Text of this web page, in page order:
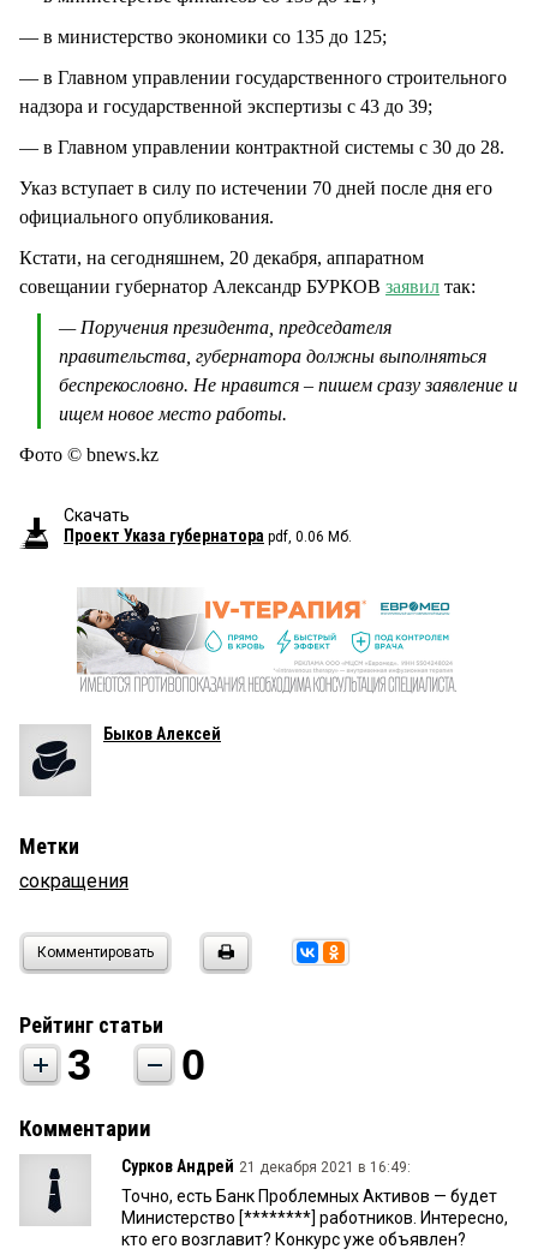
— в министерство экономики со 135 до 125;
— в Главном управлении государственного строительного
надзора и государственной экспертизы с 43 до 39;
— в Главном управлении контрактной системы с 30 до 28.
Указ вступает в силу по истечении 70 дней после дня его
официального опубликования.
Кстати, на сегодняшнем, 20 декабря, аппаратном
совещании губернатор Александр БУРКОВ заявил так:
— Поручения президента, председателя
правительства, губернатора должны выполняться
беспрекословно. Не нравится – пишем сразу заявление и
ищем новое место работы.
Фото © bnews.kz
Скачать
Проект Указа губернатора pdf, 0.06 Мб.
Быков Алексей
Метки
сокращения
Комментировать
Рейтинг статьи
3 0
Комментарии
Сурков Андрей 21 декабря 2021 в 16:49:
Точно, есть Банк Проблемных Активов — будет
Министерство [********] работников. Интересно,
кто его возглавит? Конкурс уже объявлен?